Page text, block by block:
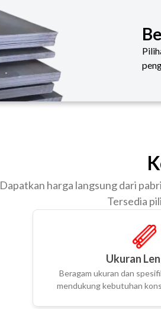
Dapatkan harga langsung dari
Tersedia
Ukuran
Beragam ukuran dan
mendukung kebutuhan